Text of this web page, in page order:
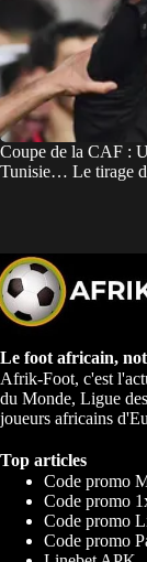
Coupe de la CAF :
Tunisie… Le tirage
Le foot africain,
Afrik-Foot, c'est
du Monde, Ligue
joueurs africains
Top articles
Code promo
Code promo
Code promo
Code promo